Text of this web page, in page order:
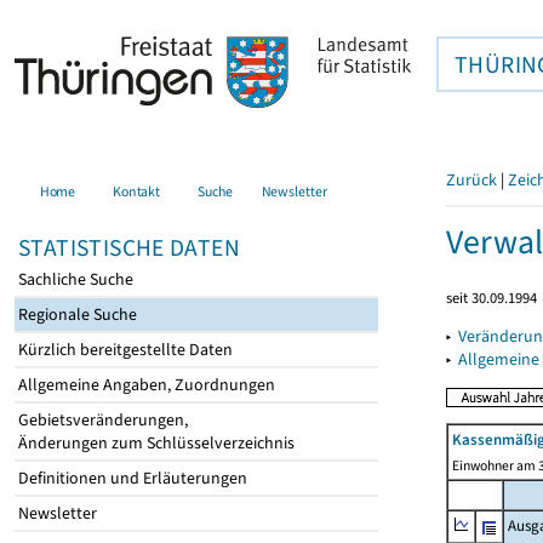
Home Kontakt Suche Newsletter
STATISTISCHE DATEN
Sachliche Suche
Regionale Suche
Kürzlich bereitgestellte Daten
Allgemeine Angaben, Zuordnungen
Gebietsveränderungen,
Änderungen zum Schlüsselverzeichnis
Definitionen und Erläuterungen
Newsletter
Zurück |
seit 30.09.1994
▸
▸
Einwohner am